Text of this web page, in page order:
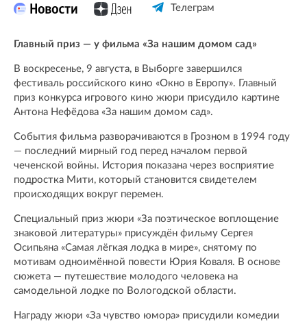
Телеграм
Главный приз — у фильма «За нашим домом сад»
В воскресенье, 9 августа, в Выборге завершился
фестиваль российского кино «Окно в Европу». Главный
приз конкурса игрового кино жюри присудило картине
Антона Нефёдова «За нашим домом сад».
События фильма разворачиваются в Грозном в 1994 году
— последний мирный год перед началом первой
чеченской войны. История показана через восприятие
подростка Мити, который становится свидетелем
происходящих вокруг перемен.
Специальный приз жюри «За поэтическое воплощение
знаковой литературы» присуждён фильму Сергея
Осипьяна «Самая лёгкая лодка в мире», снятому по
мотивам одноимённой повести Юрия Коваля. В основе
сюжета — путешествие молодого человека на
самодельной лодке по Вологодской области.
Награду жюри «За чувство юмора» присудили комедии